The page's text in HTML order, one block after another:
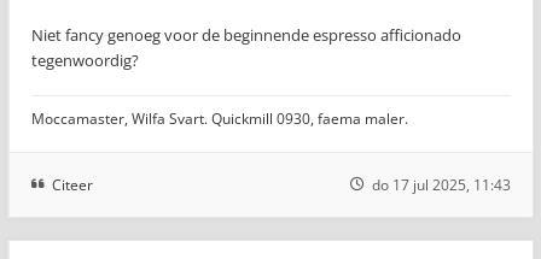
Niet fancy genoeg voor de beginnende espresso afficionado
tegenwoordig?
Moccamaster, Wilfa Svart. Quickmill 0930, faema maler.
Citeer do 17 jul 2025, 11:43